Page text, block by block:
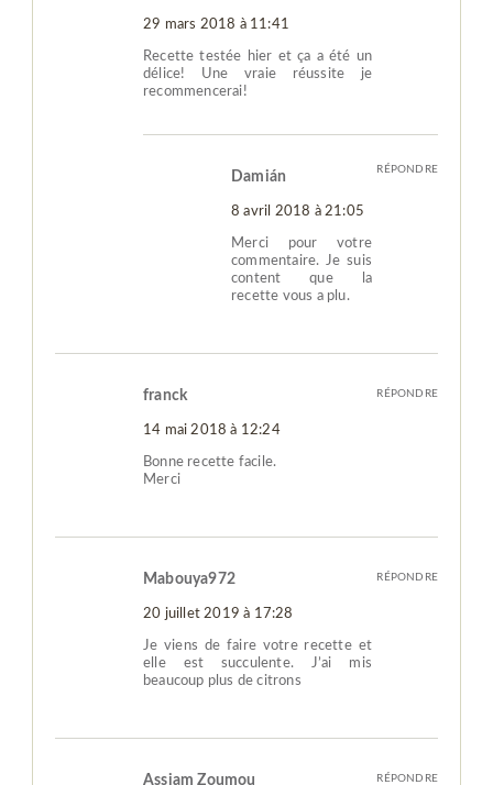
29 mars 2018 à 11:41
Recette testée hier et ça a été un
délice! Une vraie réussite je
recommencerai!
Damián
8 avril 2018 à 21:05
Merci pour votre
commentaire. Je suis
content que la
recette vous a plu.
RÉPONDRE
franck
14 mai 2018 à 12:24
Bonne recette facile.
Merci
RÉPONDRE
Mabouya972
20 juillet 2019 à 17:28
Je viens de faire votre recette et
elle est succulente. J’ai mis
beaucoup plus de citrons
RÉPONDRE
Assiam Zoumou RÉPONDRE